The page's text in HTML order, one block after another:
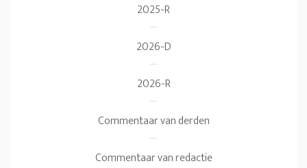
2025-R
2026-D
2026-R
Commentaar van derden
Commentaar van redactie